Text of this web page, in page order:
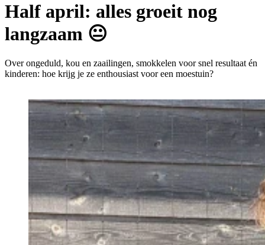
Half april: alles groeit nog
langzaam 😐
Over ongeduld, kou en zaailingen, smokkelen voor snel resultaat én
kinderen: hoe krijg je ze enthousiast voor een moestuin?